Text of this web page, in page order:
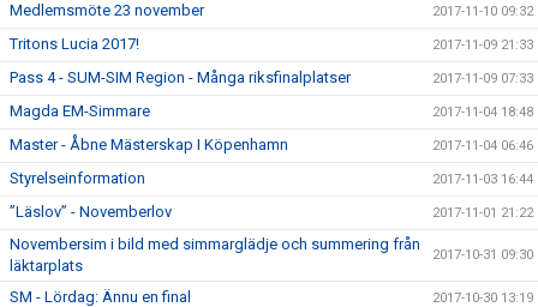
Medlemsmöte 23 november 2017-11-10 09:32
Tritons Lucia 2017! 2017-11-09 21:33
Pass 4 - SUM-SIM Region - Många riksfinalplatser 2017-11-09 07:33
Magda EM-Simmare 2017-11-04 18:48
Master - Åbne Mästerskap I Köpenhamn 2017-11-04 06:46
Styrelseinformation 2017-11-03 16:44
”Läslov” - Novemberlov 2017-11-01 21:22
Novembersim i bild med simmarglädje och summering från
läktarplats
2017-10-31 09:30
SM - Lördag: Ännu en final 2017-10-30 13:19